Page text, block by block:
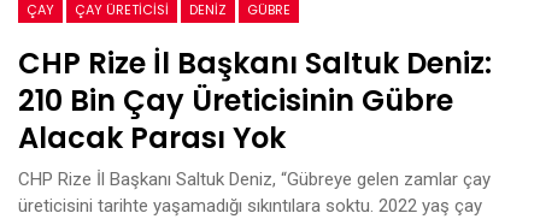
ÇAY ÇAY ÜRETICISI DENIZ GÜBRE
CHP Rize İl Başkanı Saltuk Deniz:
210 Bin Çay Üreticisinin Gübre
Alacak Parası Yok
CHP Rize İl Başkanı Saltuk Deniz, “Gübreye gelen zamlar çay
üreticisini tarihte yaşamadığı sıkıntılara soktu. 2022 yaş çay